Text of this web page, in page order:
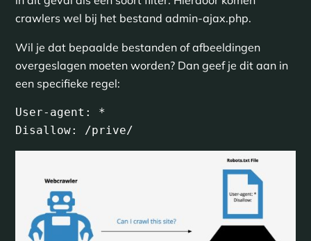
crawlers wel bij het bestand admin-ajax.php.
Wil je dat bepaalde bestanden of afbeeldingen
overgeslagen moeten worden? Dan geef je dit aan in
een specifieke regel:
User-agent: *
Disallow: /prive/